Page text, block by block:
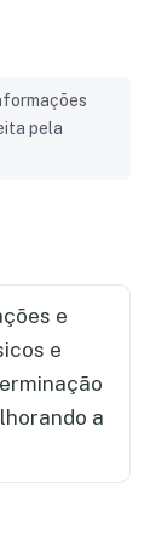
pela
e
e
a